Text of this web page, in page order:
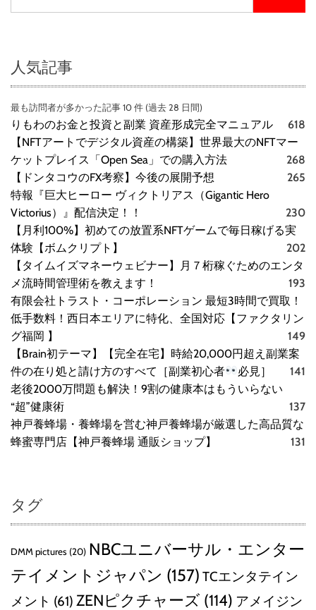
ｔ
株
式
会
社
/
性
ス
ン
人気記事
最も訪問者が多かった記事 10 件 (過去 28 日間)
りもわのお金と投資と副業 資産形成完全マニュアル
618
【NFTアートでデジタル資産の構築】世界最大のNFTマー
ケットプレイス「Open Sea」での購入方法
268
【ドンタコウのFX考察】今後の展開予想
265
特報『巨大ヒーロー ヴィクトリアス（Gigantic Hero
Victorius）』配信決定！！
230
【月利100%】初めての放置系NFTゲームで毎日稼げる実
体験【ボムクリプト】
202
【タイムイズマネーウェビナー】月７桁稼ぐためのエンタ
メ流時間管理術を教えます！
193
有限会社トラスト・コーポレーション 最短3時間で買取！
低手数料！西日本エリアに特化、全国対応【ファクタリン
グ福岡 】
149
【Brain初テーマ】【完全在宅】時給20,000円超え副業案
件の在り処と請け方のすべて［副業初心者
必見］
141
老後2000万問題も解決！9割の健康本はもういらない
“超”健康術
137
神戸養蜂場・養蜂場を営む神戸養蜂場が厳選した高品質な
蜂蜜専門店【神戸養蜂場 通販ショップ】
131
タグ
DMM pictures (20) NBCユニバーサル・エンター
テイメントジャパン (157) TCエンタテイン
メント (61) ZENピクチャーズ (114) アメイジン